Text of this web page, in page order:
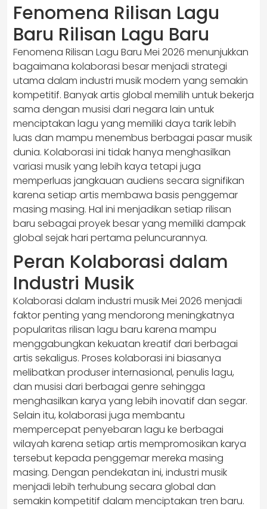
Fenomena Rilisan Lagu
Baru Rilisan Lagu Baru
Fenomena Rilisan Lagu Baru Mei 2026 menunjukkan
bagaimana kolaborasi besar menjadi strategi
utama dalam industri musik modern yang semakin
kompetitif. Banyak artis global memilih untuk bekerja
sama dengan musisi dari negara lain untuk
menciptakan lagu yang memiliki daya tarik lebih
luas dan mampu menembus berbagai pasar musik
dunia. Kolaborasi ini tidak hanya menghasilkan
variasi musik yang lebih kaya tetapi juga
memperluas jangkauan audiens secara signifikan
karena setiap artis membawa basis penggemar
masing masing. Hal ini menjadikan setiap rilisan
baru sebagai proyek besar yang memiliki dampak
global sejak hari pertama peluncurannya.
Peran Kolaborasi dalam
Industri Musik
Kolaborasi dalam industri musik Mei 2026 menjadi
faktor penting yang mendorong meningkatnya
popularitas rilisan lagu baru karena mampu
menggabungkan kekuatan kreatif dari berbagai
artis sekaligus. Proses kolaborasi ini biasanya
melibatkan produser internasional, penulis lagu,
dan musisi dari berbagai genre sehingga
menghasilkan karya yang lebih inovatif dan segar.
Selain itu, kolaborasi juga membantu
mempercepat penyebaran lagu ke berbagai
wilayah karena setiap artis mempromosikan karya
tersebut kepada penggemar mereka masing
masing. Dengan pendekatan ini, industri musik
menjadi lebih terhubung secara global dan
semakin kompetitif dalam menciptakan tren baru.